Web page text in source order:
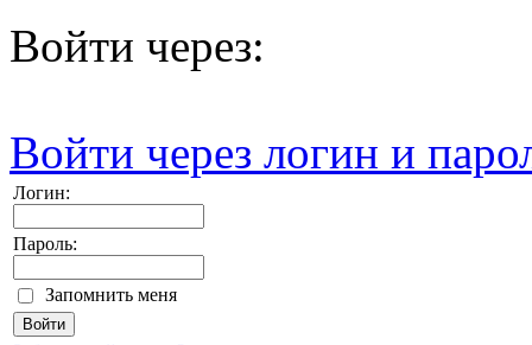
Войти через:
Войти через логин и
Логин:
Пароль:
Запомнить меня